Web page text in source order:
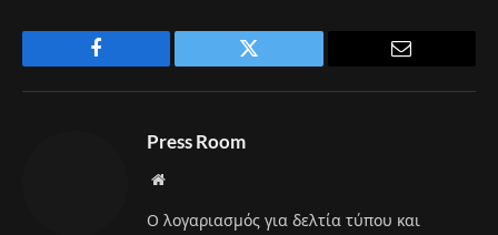
Facebook Twitter
Press Room
Website
Ο λογαριασμός για δελτία τύπου και